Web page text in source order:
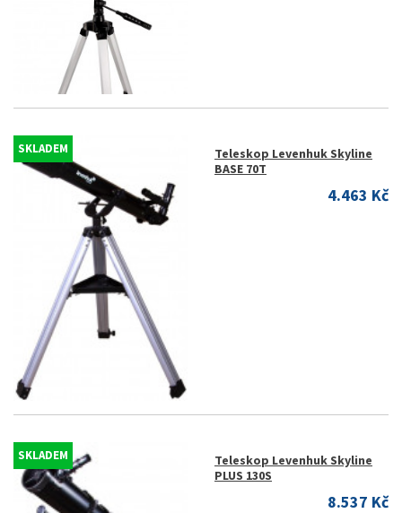
SKLADEM
Teleskop Levenhuk Skyline
BASE 70T
4.463 Kč
SKLADEM
Teleskop Levenhuk Skyline
PLUS 130S
8.537 Kč